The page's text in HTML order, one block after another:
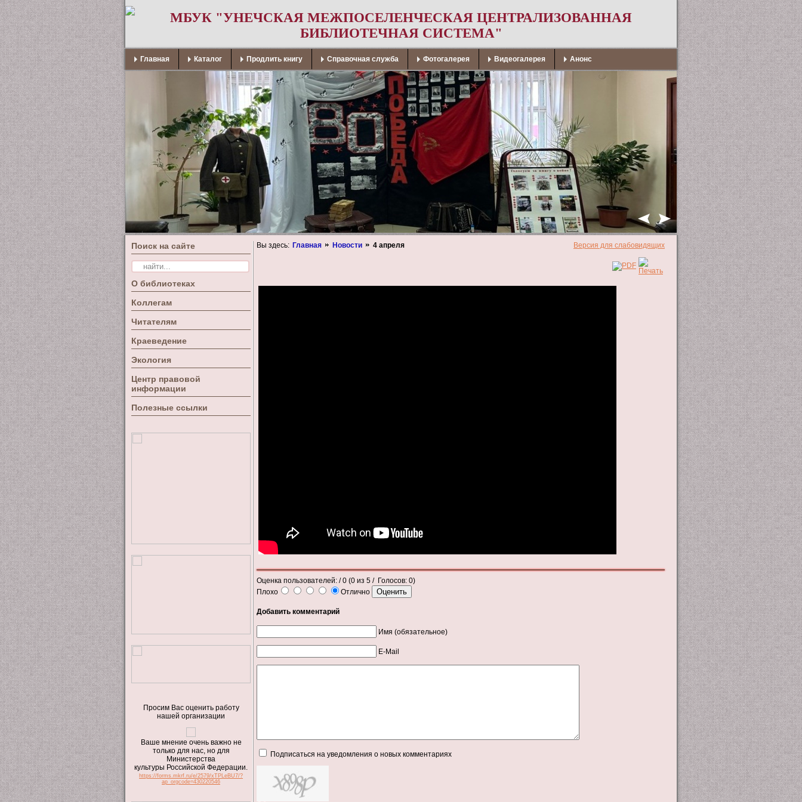
МБУК "УНЕЧСКАЯ МЕЖПОСЕЛЕНЧЕСКАЯ ЦЕНТРАЛИЗОВАННАЯ
БИБЛИОТЕЧНАЯ СИСТЕМА"
Главная Каталог Продлить книгу Справочная служба Фотогалерея Видеогалерея Анонс
Поиск на сайте
О библиотеках
Коллегам
Читателям
Краеведение
Экология
Центр правовой
информации
Полезные ссылки
Просим Вас оценить работу
нашей организации
Ваше мнение очень важно не
только для нас, но для
Министерства
культуры Российской Федерации.
https://forms.mkrf.ru/e/2579/xTPLeBU7/?
ap_orgcode=430220546
Вы здесь: Главная Новости 4 апреля Версия для слабовидящих
Оценка пользователей: / 0 (0 из 5 / Голосов: 0)
Плохо
Отлично
Добавить комментарий
Имя (обязательное)
E-Mail
Подписаться на уведомления о новых комментариях